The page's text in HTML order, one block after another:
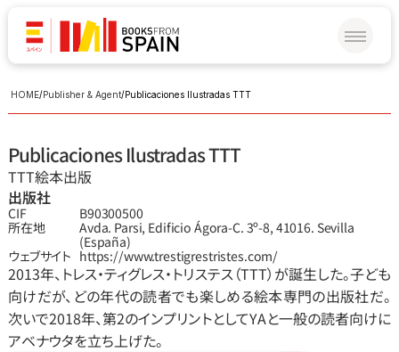
HOME/Publisher & Agent/Publicaciones Ilustradas TTT
Publicaciones Ilustradas TTT
TTT絵本出版
出版社
CIF
B90300500
所在地
Avda. Parsi, Edificio Ágora-C. 3º-8, 41016. Sevilla
(España)
ウェブサイト https://www.trestigrestristes.com/
2013年、トレス‧ティグレス‧トリステス（TTT）が誕生した。子ども
向けだが、どの年代の読者でも楽しめる絵本専門の出版社だ。
次いで2018年、第2のインプリントとしてYAと一般の読者向けに
アベナウタを立ち上げた。